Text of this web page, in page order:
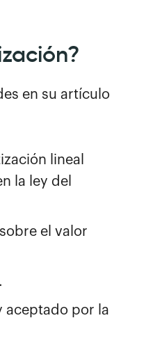
en su artículo
lineal
la ley del
el valor
aceptado por la